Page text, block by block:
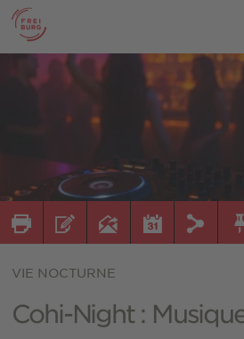
VIE NOCTURNE
Cohi-Night :